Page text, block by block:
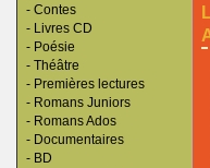
- Contes
- Livres CD
- Poésie
- Théâtre
- Premières lectures
- Romans Juniors
- Romans Ados
- Documentaires
- BD